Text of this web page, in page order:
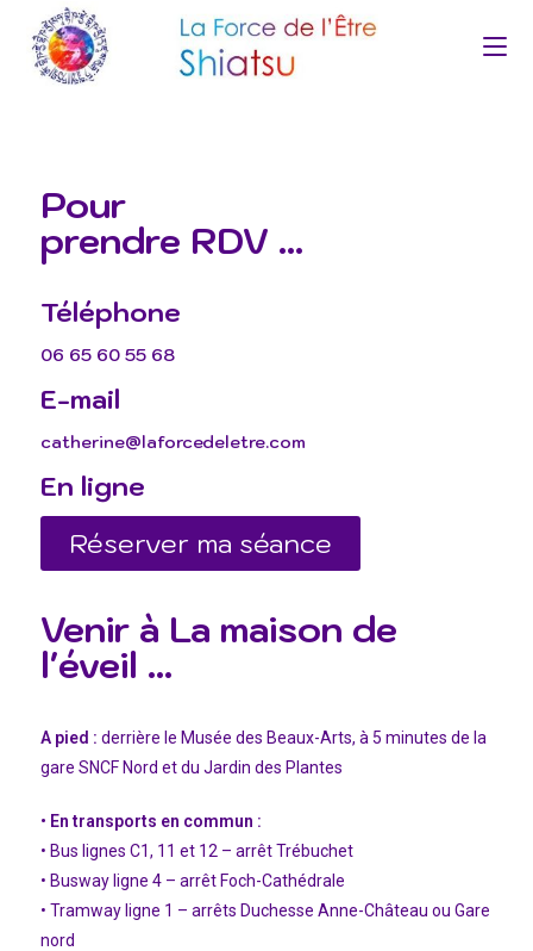
Pour
prendre RDV ...
Téléphone
06 65 60 55 68
E-mail
catherine@laforcedeletre.com
En ligne
Réserver ma séance
Venir à La maison de
l'éveil ...
A pied : derrière le Musée des Beaux-Arts, à 5 minutes de la
gare SNCF Nord et du Jardin des Plantes
• En transports en commun :
• Bus lignes C1, 11 et 12 – arrêt Trébuchet
• Busway ligne 4 – arrêt Foch-Cathédrale
• Tramway ligne 1 – arrêts Duchesse Anne-Château ou Gare
nord